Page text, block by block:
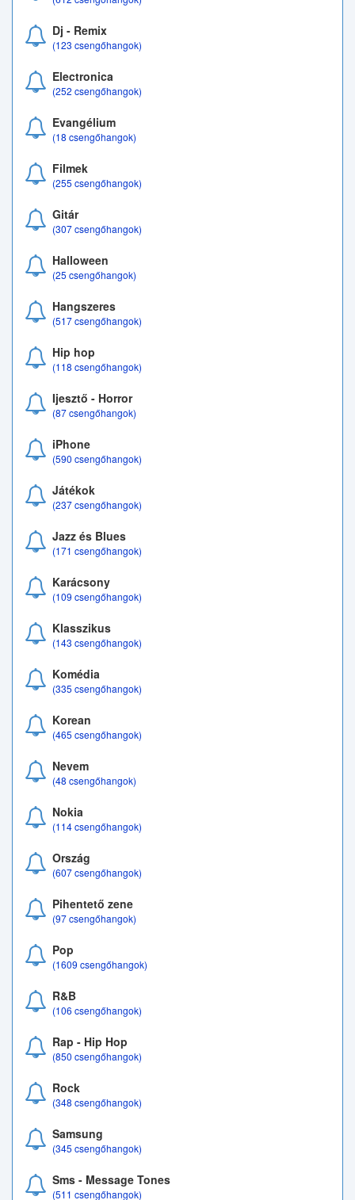
Dj - Remix
(123 csengőhangok)
Electronica
(252 csengőhangok)
Evangélium
(18 csengőhangok)
Filmek
(255 csengőhangok)
Gitár
(307 csengőhangok)
Halloween
(25 csengőhangok)
Hangszeres
(517 csengőhangok)
Hip hop
(118 csengőhangok)
Ijesztő - Horror
(87 csengőhangok)
iPhone
(590 csengőhangok)
Játékok
(237 csengőhangok)
Jazz és Blues
(171 csengőhangok)
Karácsony
(109 csengőhangok)
Klasszikus
(143 csengőhangok)
Komédia
(335 csengőhangok)
Korean
(465 csengőhangok)
Nevem
(48 csengőhangok)
Nokia
(114 csengőhangok)
Ország
(607 csengőhangok)
Pihentető zene
(97 csengőhangok)
Pop
(1609 csengőhangok)
R&B
(106 csengőhangok)
Rap - Hip Hop
(850 csengőhangok)
Rock
(348 csengőhangok)
Samsung
(345 csengőhangok)
Sms - Message Tones
(511 csengőhangok)